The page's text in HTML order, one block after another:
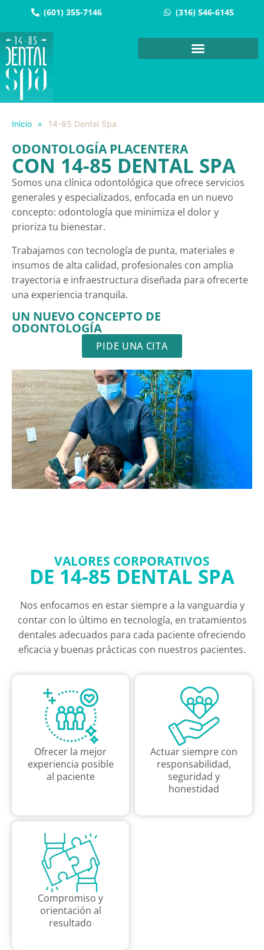
(601) 355-7146 (316) 546-6145
Inicio » 14-85 Dental Spa
ODONTOLOGÍA PLACENTERA
CON 14-85 DENTAL SPA
Somos una clínica odontológica que ofrece servicios
generales y especializados, enfocada en un nuevo
concepto: odontología que minimiza el dolor y
prioriza tu bienestar.
Trabajamos con tecnología de punta, materiales e
insumos de alta calidad, profesionales con amplia
trayectoria e infraestructura diseñada para ofrecerte
una experiencia tranquila.
UN NUEVO CONCEPTO DE
ODONTOLOGÍA
PIDE UNA CITA
VALORES CORPORATIVOS
DE 14-85 DENTAL SPA
Nos enfocamos en estar siempre a la vanguardia y
contar con lo último en tecnología, en tratamientos
dentales adecuados para cada paciente ofreciendo
eficacia y buenas prácticas con nuestros pacientes.
Ofrecer la mejor
experiencia posible
al paciente
Actuar siempre con
responsabilidad,
seguridad y
honestidad
Compromiso y
orientación al
resultado